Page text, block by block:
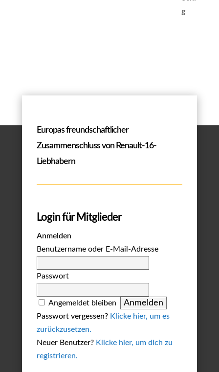
Europas freundschaftlicher
Zusammenschluss von Renault-16-
Liebhabern
Login für Mitglieder
Anmelden
Benutzername oder E-Mail-Adresse
Passwort
Angemeldet bleiben
Passwort vergessen? Klicke hier, um es
zurückzusetzen.
Neuer Benutzer? Klicke hier, um dich zu
registrieren.